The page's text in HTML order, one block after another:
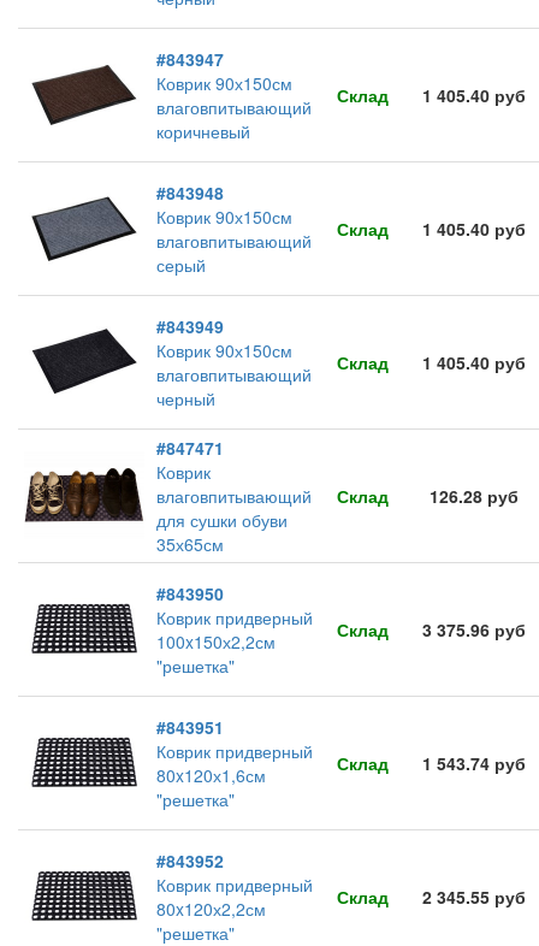
#843947
Коврик 90х150см
влаговпитывающий
коричневый
Склад 1 405.40 руб
#843948
Коврик 90х150см
влаговпитывающий
серый
Склад 1 405.40 руб
#843949
Коврик 90х150см
влаговпитывающий
черный
Склад 1 405.40 руб
#847471
Коврик
влаговпитывающий
для сушки обуви
35х65см
Склад 126.28 руб
#843950
Коврик придверный
100x150х2,2см
"решетка"
Склад 3 375.96 руб
#843951
Коврик придверный
80x120х1,6см
"решетка"
Склад 1 543.74 руб
#843952
Коврик придверный
80x120х2,2см
"решетка"
Склад 2 345.55 руб